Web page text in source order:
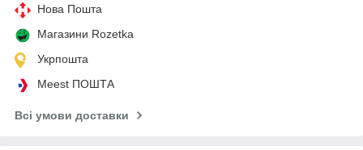
Нова Пошта
Магазини Rozetka
Укрпошта
Meest ПОШТА
Всі умови доставки